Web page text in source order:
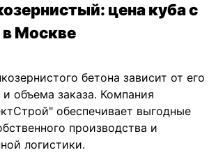
цена куба с
Москве
бетона зависит от его
объема заказа. Компания
обеспечивает выгодные
производства и
логистики.